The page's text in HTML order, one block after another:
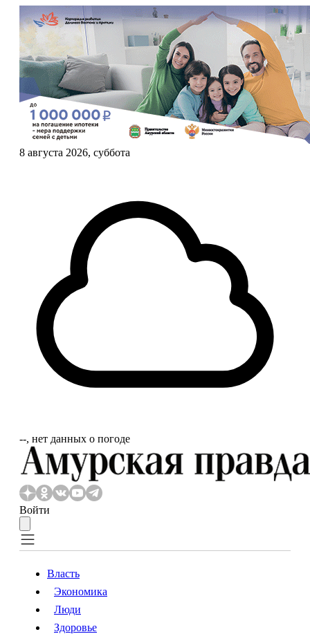
8 августа 2026, суббота
‐‐, нет данных о погоде
Войти
Власть
Власть
Экономика
Люди
Здоровье